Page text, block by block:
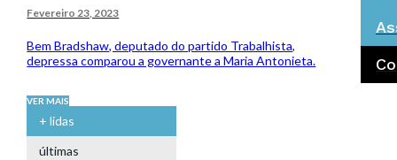
Fevereiro 23, 2023
Bem Bradshaw, deputado do partido Trabalhista,
depressa comparou a governante a Maria Antonieta.
VER MAIS
+ lidas
últimas